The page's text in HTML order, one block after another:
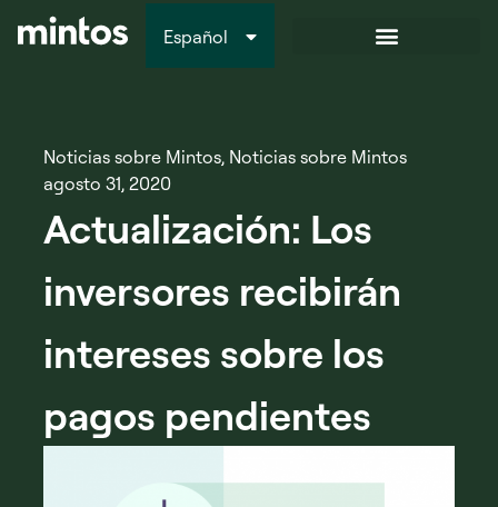
Español
Italiano
Noticias sobre Mintos, Noticias sobre Mintos
agosto 31, 2020
Actualización: Los
inversores recibirán
intereses sobre los
pagos pendientes